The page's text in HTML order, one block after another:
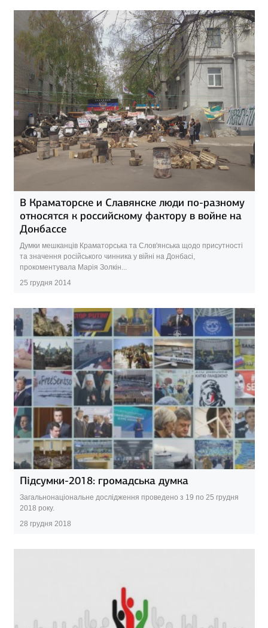
В Краматорске и Славянске люди по-разному
относятся к российскому фактору в войне на
Донбассе
Думки мешканців Краматорська та Слов'янська щодо присутності
та значення російського чинника у війні на Донбасі,
прокоментувала Марія Золкін...
25 грудня 2014
Підсумки-2018: громадська думка
Загальнонаціональне дослідження проведено з 19 по 25 грудня
2018 року.
28 грудня 2018